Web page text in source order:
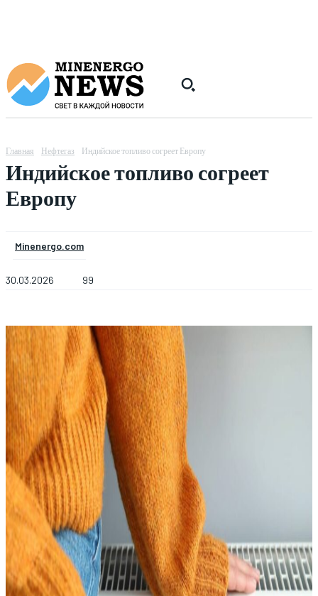
Главная Нефтегаз Индийское топливо согреет Европу
Индийское топливо согреет
Европу
Minenergo.com
30.03.2026 99